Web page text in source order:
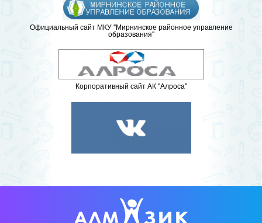
Официальный сайт МКУ "Мирнинское районное управление
образования"
Корпоративный сайт АК "Алроса"